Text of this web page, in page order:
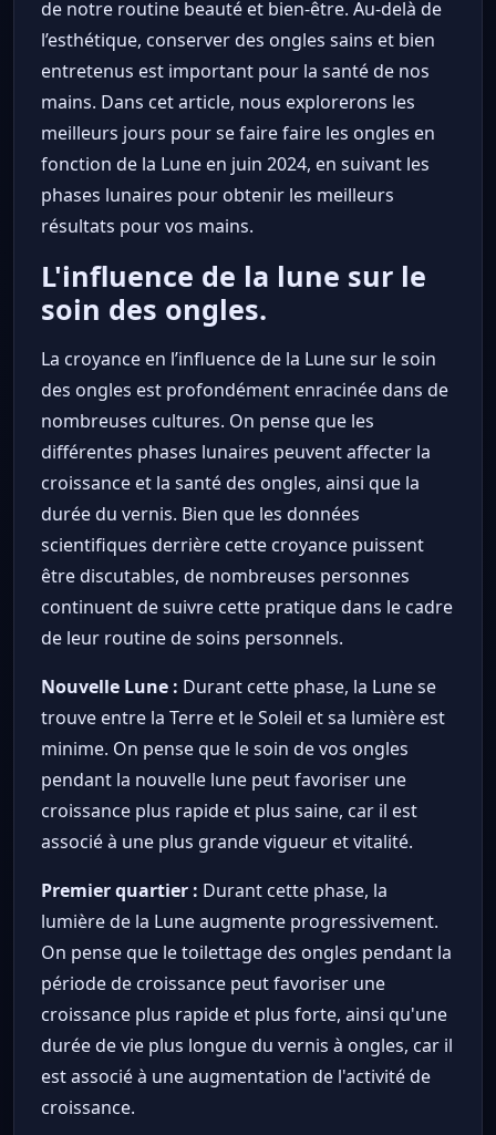
de notre routine beauté et bien-être. Au-delà de
l’esthétique, conserver des ongles sains et bien
entretenus est important pour la santé de nos
mains. Dans cet article, nous explorerons les
meilleurs jours pour se faire faire les ongles en
fonction de la Lune en juin 2024, en suivant les
phases lunaires pour obtenir les meilleurs
résultats pour vos mains.
L'influence de la lune sur le
soin des ongles.
La croyance en l’influence de la Lune sur le soin
des ongles est profondément enracinée dans de
nombreuses cultures. On pense que les
différentes phases lunaires peuvent affecter la
croissance et la santé des ongles, ainsi que la
durée du vernis. Bien que les données
scientifiques derrière cette croyance puissent
être discutables, de nombreuses personnes
continuent de suivre cette pratique dans le cadre
de leur routine de soins personnels.
Nouvelle Lune : Durant cette phase, la Lune se
trouve entre la Terre et le Soleil et sa lumière est
minime. On pense que le soin de vos ongles
pendant la nouvelle lune peut favoriser une
croissance plus rapide et plus saine, car il est
associé à une plus grande vigueur et vitalité.
Premier quartier : Durant cette phase, la
lumière de la Lune augmente progressivement.
On pense que le toilettage des ongles pendant la
période de croissance peut favoriser une
croissance plus rapide et plus forte, ainsi qu'une
durée de vie plus longue du vernis à ongles, car il
est associé à une augmentation de l'activité de
croissance.